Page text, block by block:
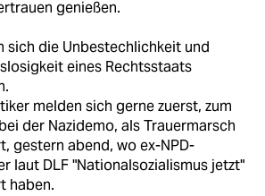
genießen.
sich die Unbestechlichkeit und
eines Rechtsstaats
melden sich gerne zuerst, zum
der Nazidemo, als Trauermarsch
gestern abend, wo ex-NPD-
laut DLF "Nationalsozialismus jetzt"
haben.